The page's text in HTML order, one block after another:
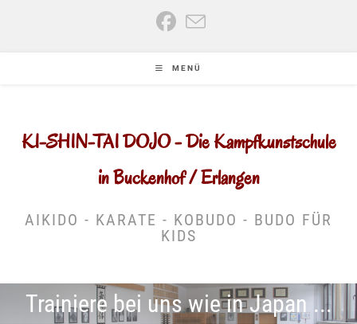
MENÜ
KI-SHIN-TAI DOJO - Die Kampfkunstschule
in Buckenhof / Erlangen
AIKIDO - KARATE - KOBUDO - BUDO FÜR
KIDS
Trainiere bei uns wie in Japan ...